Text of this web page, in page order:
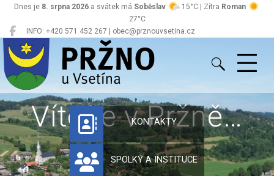
INFO: +420 571 452 267 | obec@prznouvsetina.cz
Dnes je 8. srpna 2026 a svátek má Soběslav 15°C | Zítra Roman
27°C
Pržno
Vítejte v Pržně…
KONTAKTY
SPOLKY A INSTITUCE